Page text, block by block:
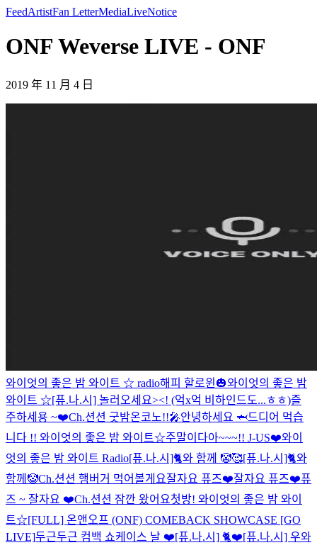
FeedArtistFan LetterMediaLiveNotice
ONF Weverse LIVE - ONF
2019 年 11 月 4 日
와이엇의 좋은 밤 와이트 ☆ radio해피 할로윈🎃와이엇의 좋은 밤
와이트 ☆[퓨.나.시] 놀러오세요><! (억x억 비하인드도...ㅎㅎ)즐
주하세용 ~❤️Ch.션션 굿밤온코노!!🎤안녕하세요 🦈드디어 먹습
니다 !! 와이엇의 좋은 밤 와이트☆주말이다아~~~!! J-US❤️와이
엇의 좋은 밤 와이트 Radio[퓨.나.시]🐈와 함께 🤡🥰[퓨.나.시]🐈와
함께🤡Ch.션션 햄버거 먹어볼게요잘자요 퓨즈❤️잘자요 퓨즈❤️퓨
즈 ~ 잘자요 ❤️Ch.션션 잠깐 왔어요첫방! 와이엇의 좋은 밤 와이
트☆[FULL] 온앤오프 (ONF) COMEBACK SHOWCASE [GO
LIVE]두근두근 컴백 쇼케이스 날 ❤️[퓨.나.시] 🐈❤️[퓨.나.시] 우와